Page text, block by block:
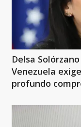
Delsa
Venezuela
profundo